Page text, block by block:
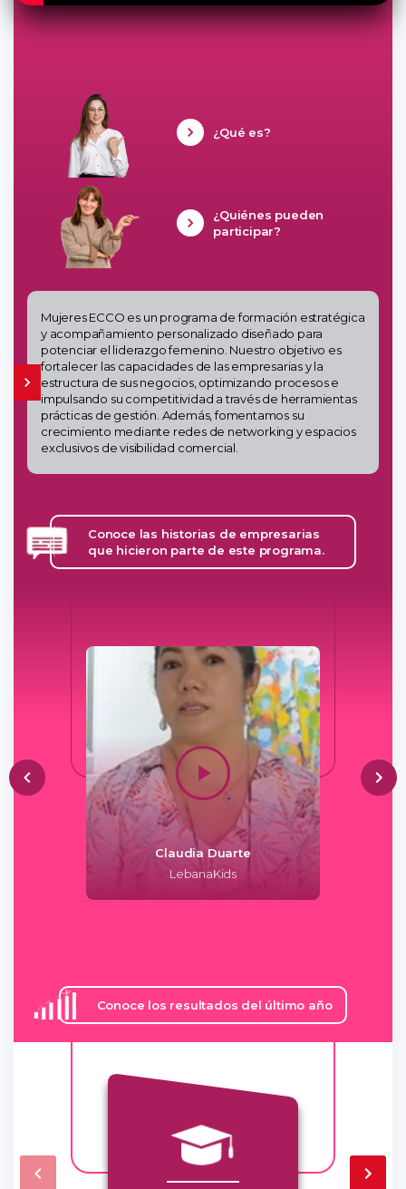
¿Qué es?
¿Quiénes pueden
participar?
Mujeres ECCO es un programa de formación estratégica
y acompañamiento personalizado diseñado para
potenciar el liderazgo femenino. Nuestro objetivo es
fortalecer las capacidades de las empresarias y la
estructura de sus negocios, optimizando procesos e
impulsando su competitividad a través de herramientas
prácticas de gestión. Además, fomentamos su
crecimiento mediante redes de networking y espacios
exclusivos de visibilidad comercial.
Conoce las historias de empresarias
que hicieron parte de este programa.
Claudia Duarte
LebanaKids
Conoce los resultados del último año